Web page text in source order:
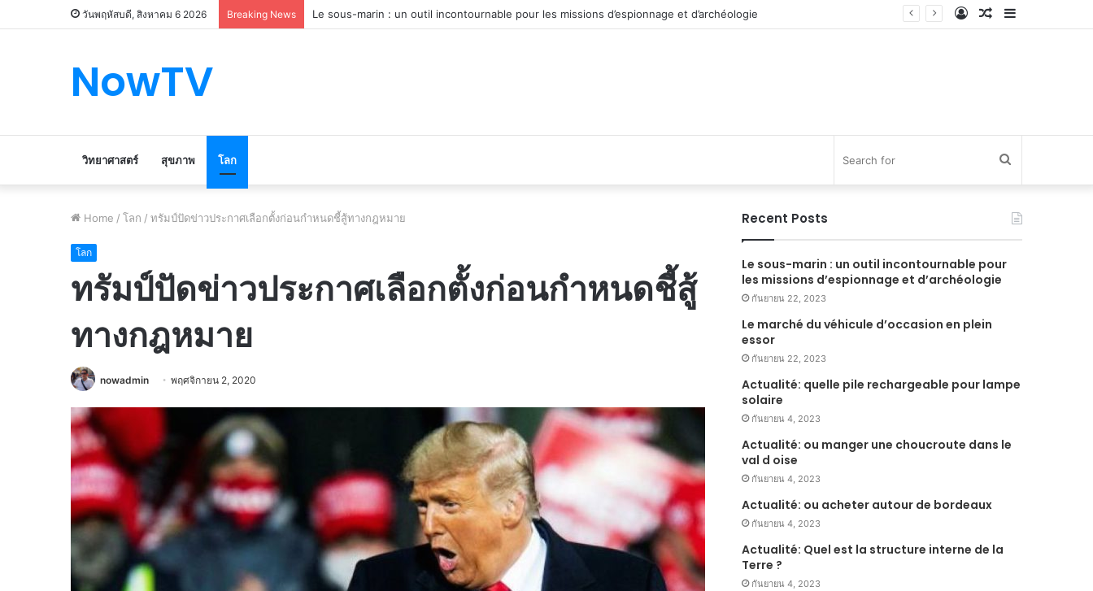
วันพฤหัสบดี, สิงหาคม 6 2026 Breaking News Le marché du véhicule d’occasion en plein essor Sidebar
Random
Log
NowTV
วิทยาศาสตร์ สุขภาพ โลก
Home / โลก / ทรัมป์ปัดข่าวประกาศเลือกตั้งก่อนกำหนดชี้สู้ทางกฎหมาย
โลก
ทรัมป์ปัดข่าวประกาศเลือกตั้งก่อนกำหนดชี้สู้
ทางกฎหมาย
nowadmin พฤศจิกายน 2, 2020
Recent Posts
Le sous-marin : un outil incontournable pour
les missions d’espionnage et d’archéologie
กันยายน 22, 2023
Le marché du véhicule d’occasion en plein
essor
กันยายน 22, 2023
Actualité: quelle pile rechargeable pour lampe
solaire
กันยายน 4, 2023
Actualité: ou manger une choucroute dans le
val d oise
กันยายน 4, 2023
Actualité: ou acheter autour de bordeaux
กันยายน 4, 2023
Actualité: Quel est la structure interne de la
Terre ?
กันยายน 4, 2023